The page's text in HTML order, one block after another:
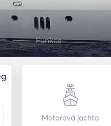
Funkce
Motorová jachta